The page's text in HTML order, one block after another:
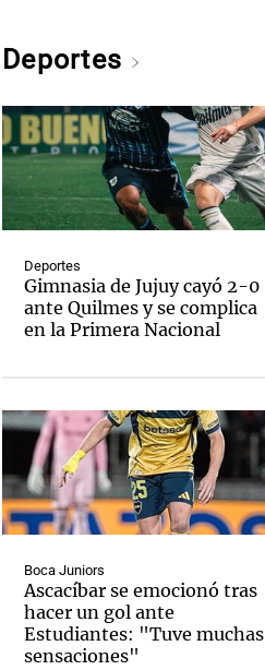
Deportes
Deportes
Gimnasia de Jujuy cayó 2-0
ante Quilmes y se complica
en la Primera Nacional
Boca Juniors
Ascacíbar se emocionó tras
hacer un gol ante
Estudiantes: "Tuve muchas
sensaciones"
Notas